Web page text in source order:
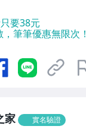
要38元
筆筆優惠無限次！
家 實名驗證